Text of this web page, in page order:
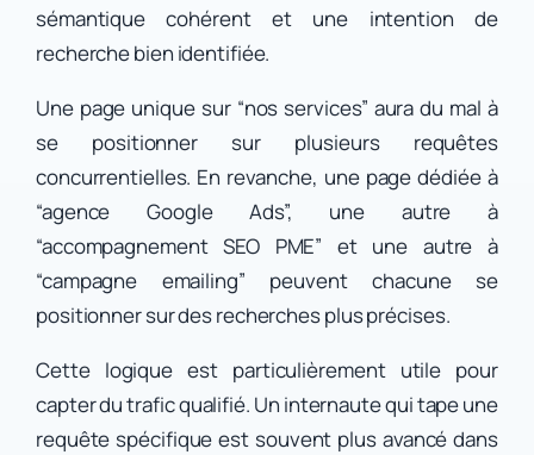
sémantique cohérent et une intention de
recherche bien identifiée.
Une page unique sur “nos services” aura du mal à
se positionner sur plusieurs requêtes
concurrentielles. En revanche, une page dédiée à
“agence Google Ads”, une autre à
“accompagnement SEO PME” et une autre à
“campagne emailing” peuvent chacune se
positionner sur des recherches plus précises.
Cette logique est particulièrement utile pour
capter du trafic qualifié. Un internaute qui tape une
requête spécifique est souvent plus avancé dans